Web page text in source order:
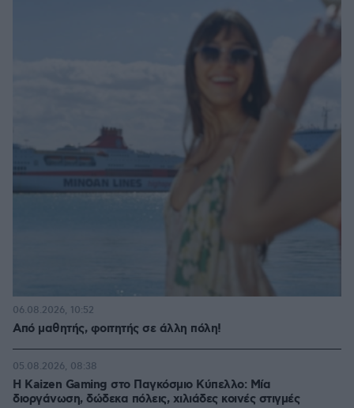
Από μαθητής, φοιτητής σε άλλη πόλη!
06.08.2026, 10:52
H Kaizen Gaming στο Παγκόσμιο Kύπελλο: Μία
διοργάνωση, δώδεκα πόλεις, χιλιάδες κοινές στιγμές
05.08.2026, 08:38